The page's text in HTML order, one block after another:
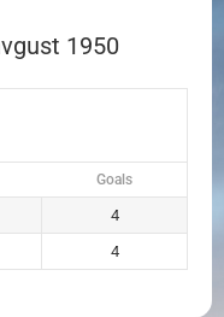
1950
Goals
4
4